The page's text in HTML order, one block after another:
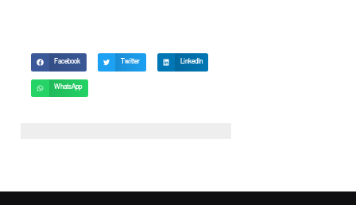
Facebook Twitter LinkedIn
WhatsApp